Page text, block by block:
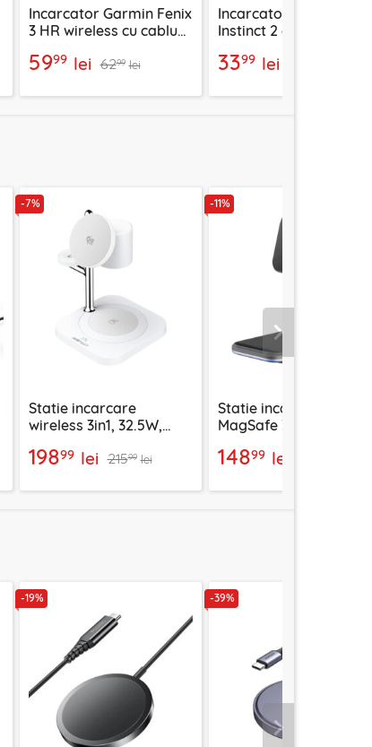
Incarcator Garmin Fenix
3 HR wireless cu cablu
5999 lei 6299 lei
Incarcator Garmin
Instinct 2 cu cablu USB
3399 lei
-7%
Statie incarcare
wireless 3in1, 32.5W,
19899 lei 21599 lei
-11%
Statie incarcare
MagSafe 3in1 Proove,
14899 lei
-19% -39%